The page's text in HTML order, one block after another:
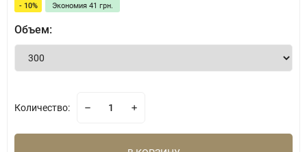
- 10% Экономия 41 грн.
Объем:
Количество: